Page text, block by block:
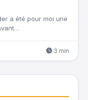
a été pour moi une
3 min